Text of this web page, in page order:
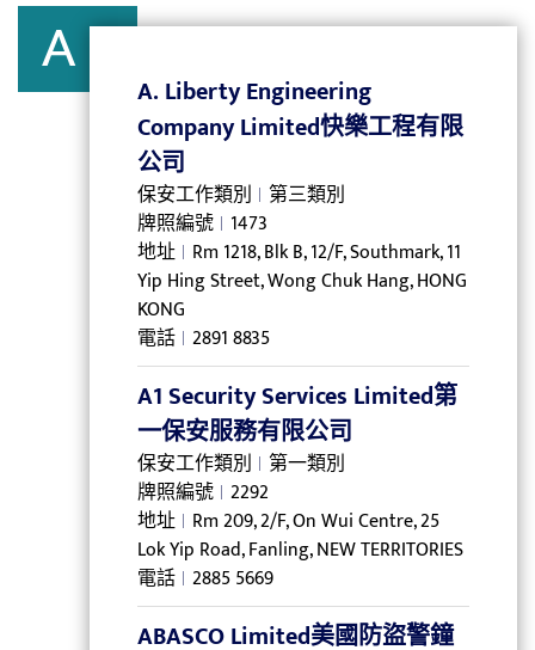
A
A. Liberty Engineering
Company Limited快樂工程有限
公司
保安工作類別 第三類別
牌照編號 1473
地址 Rm 1218, Blk B, 12/F, Southmark, 11
Yip Hing Street, Wong Chuk Hang, HONG
KONG
電話 2891 8835
A1 Security Services Limited第
一保安服務有限公司
保安工作類別 第一類別
牌照編號 2292
地址 Rm 209, 2/F, On Wui Centre, 25
Lok Yip Road, Fanling, NEW TERRITORIES
電話 2885 5669
ABASCO Limited美國防盜警鐘